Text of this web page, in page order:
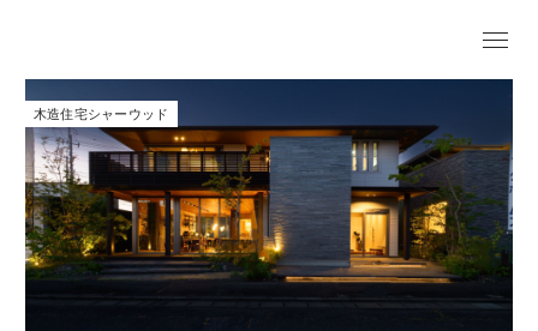
木造住宅シャーウッド